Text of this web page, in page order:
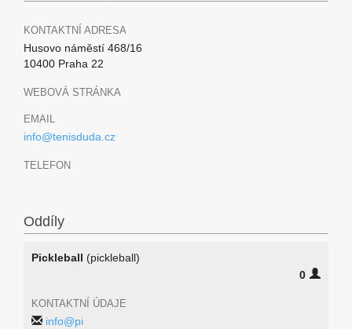
KONTAKTNÍ ADRESA
Husovo náměstí 468/16
10400 Praha 22
WEBOVÁ STRÁNKA
EMAIL
info@tenisduda.cz
TELEFON
Oddíly
Pickleball (pickleball)
0
KONTAKTNÍ ÚDAJE
info@pi